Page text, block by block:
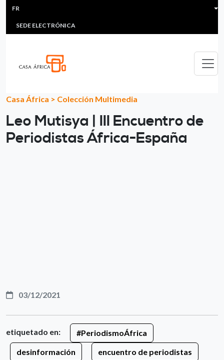
Aller au contenu principal
HEADER MENU
MULTIMEDIA
SEDE ELECTRÓNICA
FR
Casa África > Colección Multimedia
Leo Mutisya | III Encuentro de
Periodistas África-España
03/12/2021
etiquetado en:
#PeriodismoÁfrica
desinformación
encuentro de periodistas